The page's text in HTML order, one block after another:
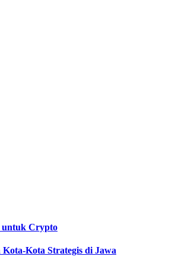
untuk Crypto
Kota Strategis di Jawa